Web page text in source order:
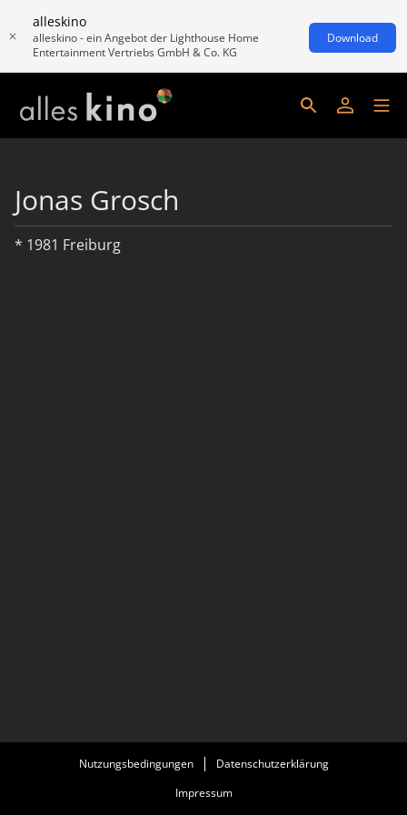
alleskino
alleskino - ein Angebot der Lighthouse Home
Entertainment Vertriebs GmbH & Co. KG
Download
Jonas Grosch
* 1981 Freiburg
Nutzungsbedingungen
Datenschutzerklärung
Impressum